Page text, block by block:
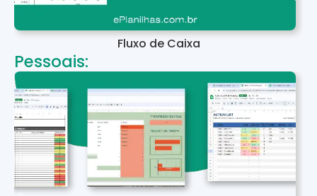
Fluxo de Caixa
Pessoais: